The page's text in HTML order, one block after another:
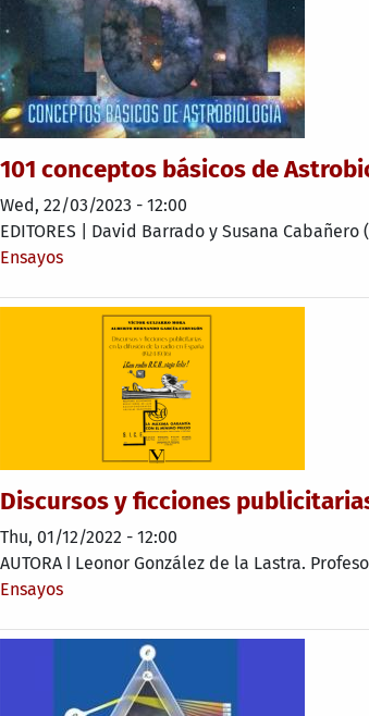
101 conceptos básicos de
Wed, 22/03/2023 - 12:00
EDITORES | David Barrado y Susana Cabañero
Ensayos
Discursos y ficciones
Thu, 01/12/2022 - 12:00
AUTORA ǀ Leonor González de la Lastra.
Ensayos